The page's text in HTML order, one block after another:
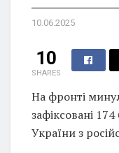
10.06.2025
10
SHARES
На фронті
зафіксовані
України з